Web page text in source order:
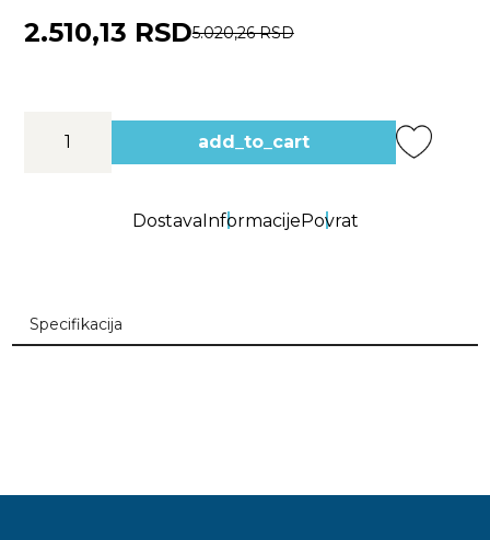
2.510,13 RSD5.020,26 RSD
add_to_cart
DostavaInformacijePovrat
Specifikacija